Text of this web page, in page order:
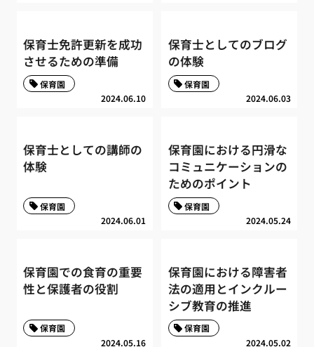
保育士免許更新を成功
させるための準備
2024.06.10
保育園
保育士としてのブログ
の体験
2024.06.03
保育園
保育士としての講師の
体験
2024.06.01
保育園
保育園における円滑な
コミュニケーションの
ためのポイント
2024.05.24
保育園
保育園での食育の重要
性と保護者の役割
2024.05.16
保育園
保育園における障害者
法の適用とインクルー
シブ教育の推進
2024.05.02
保育園